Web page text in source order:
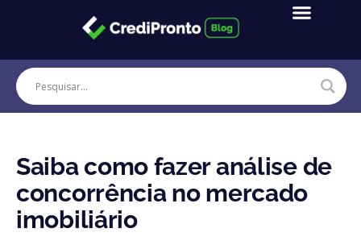
conteúdo
Saiba como fazer análise de
concorrência no mercado
imobiliário